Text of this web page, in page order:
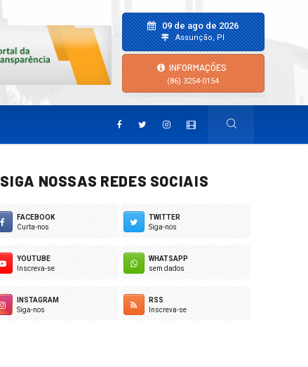
09 de ago de 2026
Assunção, PI
INFORMAÇÕES
(86) 3254-0154
SIGA NOSSAS REDES SOCIAIS
FACEBOOK
Curta-nos
TWITTER
Siga-nos
YOUTUBE
Inscreva-se
WHATSAPP
sem dados
INSTAGRAM
Siga-nos
RSS
Inscreva-se